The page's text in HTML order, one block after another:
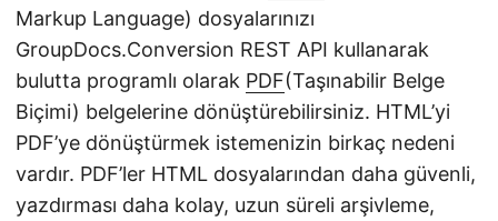
Markup Language) dosyalarınızı
GroupDocs.Conversion REST API kullanarak
bulutta programlı olarak PDF(Taşınabilir Belge
Biçimi) belgelerine dönüştürebilirsiniz. HTML’yi
PDF’ye dönüştürmek istemenizin birkaç nedeni
vardır. PDF’ler HTML dosyalarından daha güvenli,
yazdırması daha kolay, uzun süreli arşivleme,